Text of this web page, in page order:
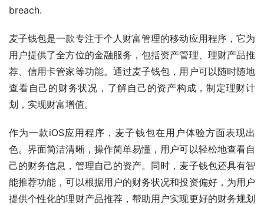
breach.
麦子钱包是一款专注于个人财富管理的移动应用程序，它为
用户提供了全方位的金融服务，包括资产管理、理财产品推
荐、信用卡管家等功能。通过麦子钱包，用户可以随时随地
查看自己的财务状况，了解自己的资产构成，制定理财计
划，实现财富增值。
作为一款iOS应用程序，麦子钱包在用户体验方面表现出
色。界面简洁清晰，操作简单易懂，用户可以轻松地查看自
己的财务信息，管理自己的资产。同时，麦子钱包还具有智
能推荐功能，可以根据用户的财务状况和投资偏好，为用户
提供个性化的理财产品推荐，帮助用户实现更好的财务规划